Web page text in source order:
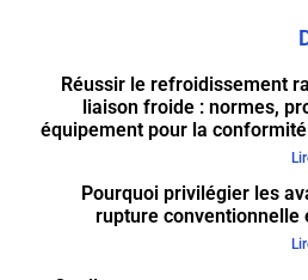
Réussir le refroidissement
liaison froide : normes,
équipement pour la conformité
Pourquoi privilégier les
rupture conventionnelle